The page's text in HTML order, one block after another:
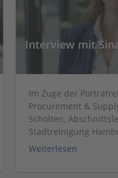
Interview mit
Im Zuge der
Procurement &
Scholten,
Stadtreinigung
Einblicke in ihren
Weiterlesen